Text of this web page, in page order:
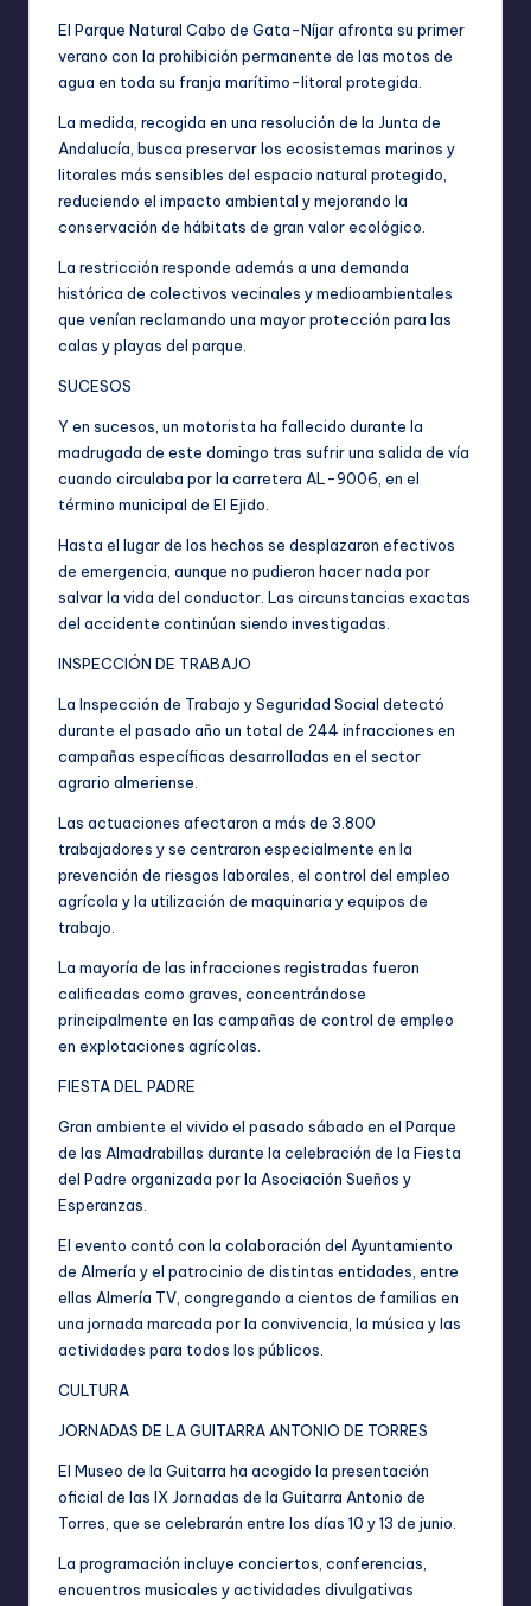
El Parque Natural Cabo de Gata-Níjar afronta su primer
verano con la prohibición permanente de las motos de
agua en toda su franja marítimo-litoral protegida.
La medida, recogida en una resolución de la Junta de
Andalucía, busca preservar los ecosistemas marinos y
litorales más sensibles del espacio natural protegido,
reduciendo el impacto ambiental y mejorando la
conservación de hábitats de gran valor ecológico.
La restricción responde además a una demanda
histórica de colectivos vecinales y medioambientales
que venían reclamando una mayor protección para las
calas y playas del parque.
SUCESOS
Y en sucesos, un motorista ha fallecido durante la
madrugada de este domingo tras sufrir una salida de vía
cuando circulaba por la carretera AL-9006, en el
término municipal de El Ejido.
Hasta el lugar de los hechos se desplazaron efectivos
de emergencia, aunque no pudieron hacer nada por
salvar la vida del conductor. Las circunstancias exactas
del accidente continúan siendo investigadas.
INSPECCIÓN DE TRABAJO
La Inspección de Trabajo y Seguridad Social detectó
durante el pasado año un total de 244 infracciones en
campañas específicas desarrolladas en el sector
agrario almeriense.
Las actuaciones afectaron a más de 3.800
trabajadores y se centraron especialmente en la
prevención de riesgos laborales, el control del empleo
agrícola y la utilización de maquinaria y equipos de
trabajo.
La mayoría de las infracciones registradas fueron
calificadas como graves, concentrándose
principalmente en las campañas de control de empleo
en explotaciones agrícolas.
FIESTA DEL PADRE
Gran ambiente el vivido el pasado sábado en el Parque
de las Almadrabillas durante la celebración de la Fiesta
del Padre organizada por la Asociación Sueños y
Esperanzas.
El evento contó con la colaboración del Ayuntamiento
de Almería y el patrocinio de distintas entidades, entre
ellas Almería TV, congregando a cientos de familias en
una jornada marcada por la convivencia, la música y las
actividades para todos los públicos.
CULTURA
JORNADAS DE LA GUITARRA ANTONIO DE TORRES
El Museo de la Guitarra ha acogido la presentación
oficial de las IX Jornadas de la Guitarra Antonio de
Torres, que se celebrarán entre los días 10 y 13 de junio.
La programación incluye conciertos, conferencias,
encuentros musicales y actividades divulgativas